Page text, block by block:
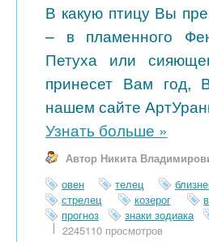
В какую птицу Вы
– в пламенного
Петуха или
принесет Вам год,
нашем сайте
Узнать больше »
Автор Никита
овен
телец
стрелец
козерог
прогноз
знаки зодиака
2245110 просмотров